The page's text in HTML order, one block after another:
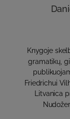
Knygoje
gramatikų,
Friedrichui
Litvanica